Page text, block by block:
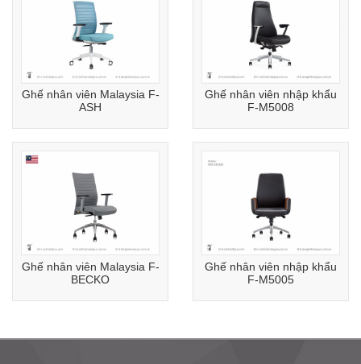
Ghế nhân viên Malaysia F-
ASH
Ghế nhân viên nhập khẩu
F-M5008
Ghế nhân viên Malaysia F-
BECKO
Ghế nhân viên nhập khẩu
F-M5005